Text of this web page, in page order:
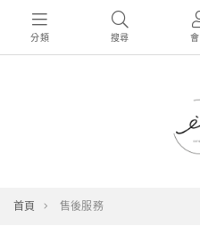
分類 搜尋
首頁 售後服務